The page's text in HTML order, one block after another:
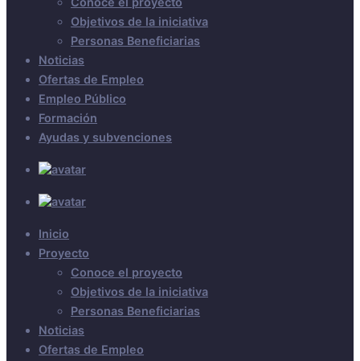
Objetivos de la iniciativa
Personas Beneficiarias
Noticias
Ofertas de Empleo
Empleo Público
Formación
Ayudas y subvenciones
Inicio
Proyecto
Conoce el proyecto
Objetivos de la iniciativa
Personas Beneficiarias
Noticias
Ofertas de Empleo